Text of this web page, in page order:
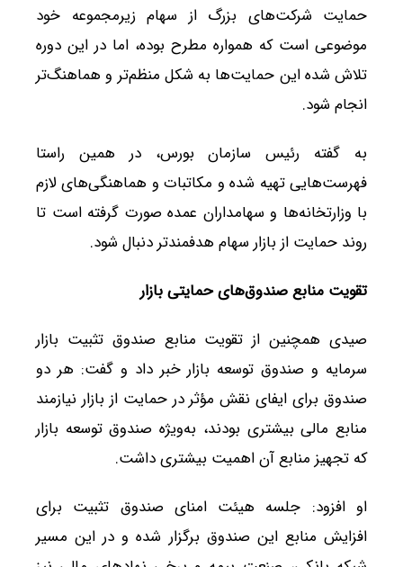
حمایت شرکت‌های بزرگ از سهام زیرمجموعه خود
موضوعی است که همواره مطرح بوده، اما در این دوره
تلاش شده این حمایت‌ها به شکل منظم‌تر و هماهنگ‌تر
انجام شود.
به گفته رئیس سازمان بورس، در همین راستا
فهرست‌هایی تهیه شده و مکاتبات و هماهنگی‌های لازم
با وزارتخانه‌ها و سهامداران عمده صورت گرفته است تا
روند حمایت از بازار سهام هدفمندتر دنبال شود.
تقویت منابع صندوق‌های حمایتی بازار
صیدی همچنین از تقویت منابع صندوق تثبیت بازار
سرمایه و صندوق توسعه بازار خبر داد و گفت: هر دو
صندوق برای ایفای نقش مؤثر در حمایت از بازار نیازمند
منابع مالی بیشتری بودند، به‌ویژه صندوق توسعه بازار
که تجهیز منابع آن اهمیت بیشتری داشت.
او افزود: جلسه هیئت امنای صندوق تثبیت برای
افزایش منابع این صندوق برگزار شده و در این مسیر